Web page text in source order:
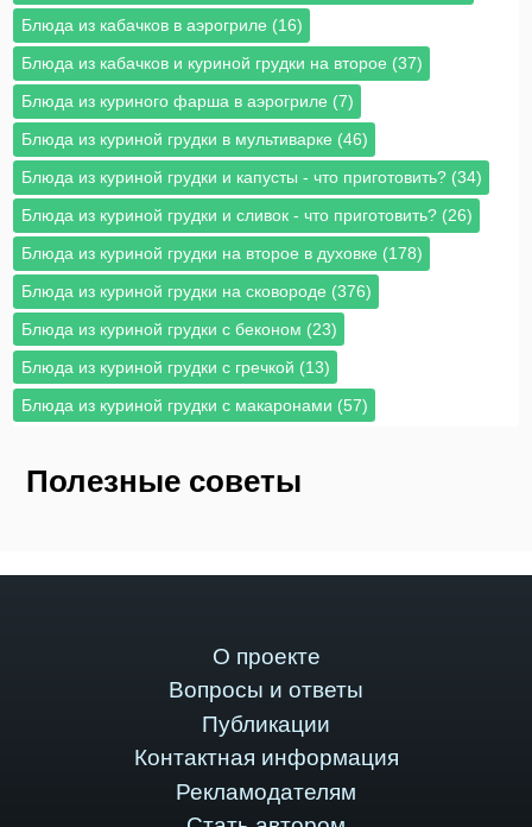
Блюда из кабачков в аэрогриле (16)
Блюда из кабачков и куриной грудки на второе (37)
Блюда из куриного фарша в аэрогриле (7)
Блюда из куриной грудки в мультиварке (46)
Блюда из куриной грудки и капусты - что приготовить? (34)
Блюда из куриной грудки и сливок - что приготовить? (26)
Блюда из куриной грудки на второе в духовке (178)
Блюда из куриной грудки на сковороде (376)
Блюда из куриной грудки с беконом (23)
Блюда из куриной грудки с гречкой (13)
Блюда из куриной грудки с макаронами (57)
Полезные советы
О проекте
Вопросы и ответы
Публикации
Контактная информация
Рекламодателям